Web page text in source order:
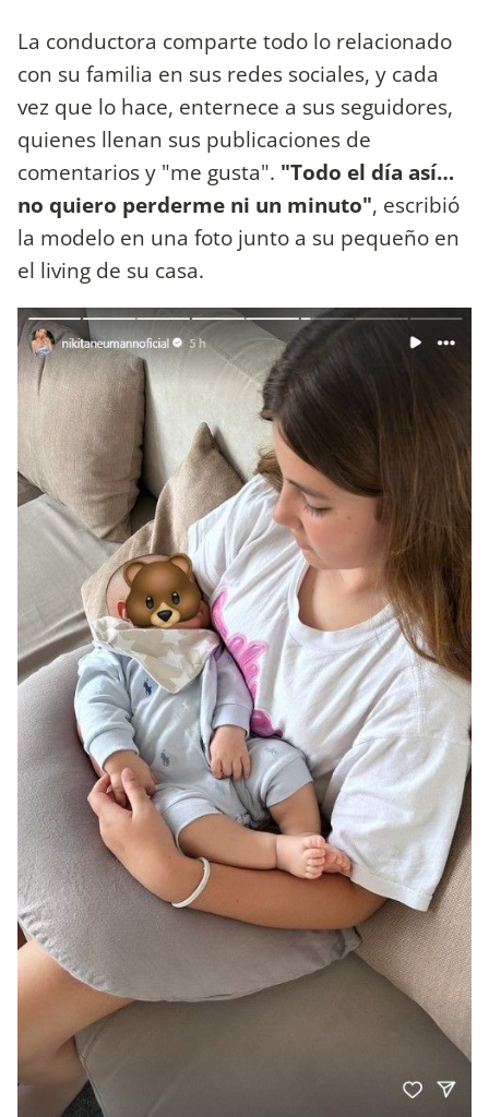
La conductora comparte todo lo relacionado
con su familia en sus redes sociales, y cada
vez que lo hace, enternece a sus seguidores,
quienes llenan sus publicaciones de
comentarios y "me gusta". "Todo el día así…
no quiero perderme ni un minuto", escribió
la modelo en una foto junto a su pequeño en
el living de su casa.